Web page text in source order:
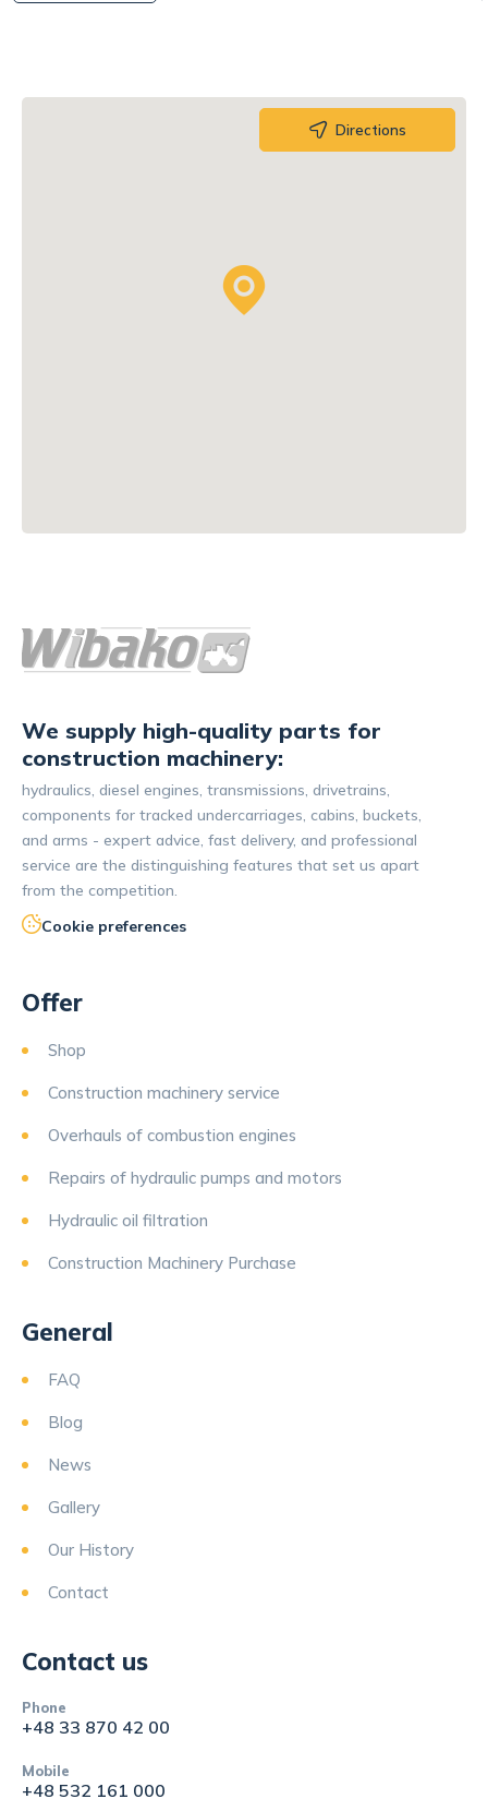
Directions
We supply high-quality parts for
construction machinery:
hydraulics, diesel engines, transmissions, drivetrains,
components for tracked undercarriages, cabins, buckets,
and arms - expert advice, fast delivery, and professional
service are the distinguishing features that set us apart
from the competition.
Cookie preferences
Offer
Shop
Construction machinery service
Overhauls of combustion engines
Repairs of hydraulic pumps and motors
Hydraulic oil filtration
Construction Machinery Purchase
General
FAQ
Blog
News
Gallery
Our History
Contact
Contact us
Phone
+48 33 870 42 00
Mobile
+48 532 161 000